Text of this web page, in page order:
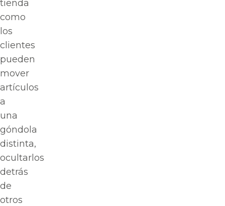
tienda
como
los
clientes
pueden
mover
artículos
a
una
góndola
distinta,
ocultarlos
detrás
de
otros